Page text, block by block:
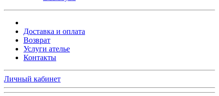
Доставка и оплата
Возврат
Услуги ателье
Контакты
Личный кабинет